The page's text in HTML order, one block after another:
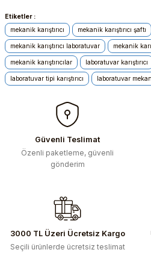
Bu ürünün fiyat bilgisi, resim, ürün
konularda yetersiz gördüğünüz
kullanarak tarafımıza iletebilirsiniz.
Görüş ve önerileriniz için teşekkür
Ürün resmi kalitesiz, bozuk veya
Ürün bilgilerinde hatalar bulunuyor.
Bu ürüne benzer farklı alternatifler
Gönder
Etiketler :
mekanik karıştırıcı
mekanik karıştırıcı şaftı
mekanik karıştırıcı laboratuvar mekanik
mekanik karıştırıcılar laboratuvar karıştırıcı
laboratuvar tipi karıştırıcı laboratuvar
Güvenli Teslimat
Özenli paketleme, güvenli
gönderim
3000 TL Üzeri Ücretsiz Kargo
Seçili ürünlerde ücretsiz teslimat